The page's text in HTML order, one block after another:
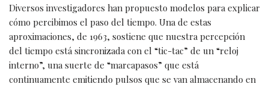
Diversos investigadores han propuesto modelos para explicar
cómo percibimos el paso del tiempo. Una de estas
aproximaciones, de 1963, sostiene que nuestra percepción
del tiempo está sincronizada con el “tic-tac” de un “reloj
interno”, una suerte de “marcapasos” que está
continuamente emitiendo pulsos que se van almacenando en